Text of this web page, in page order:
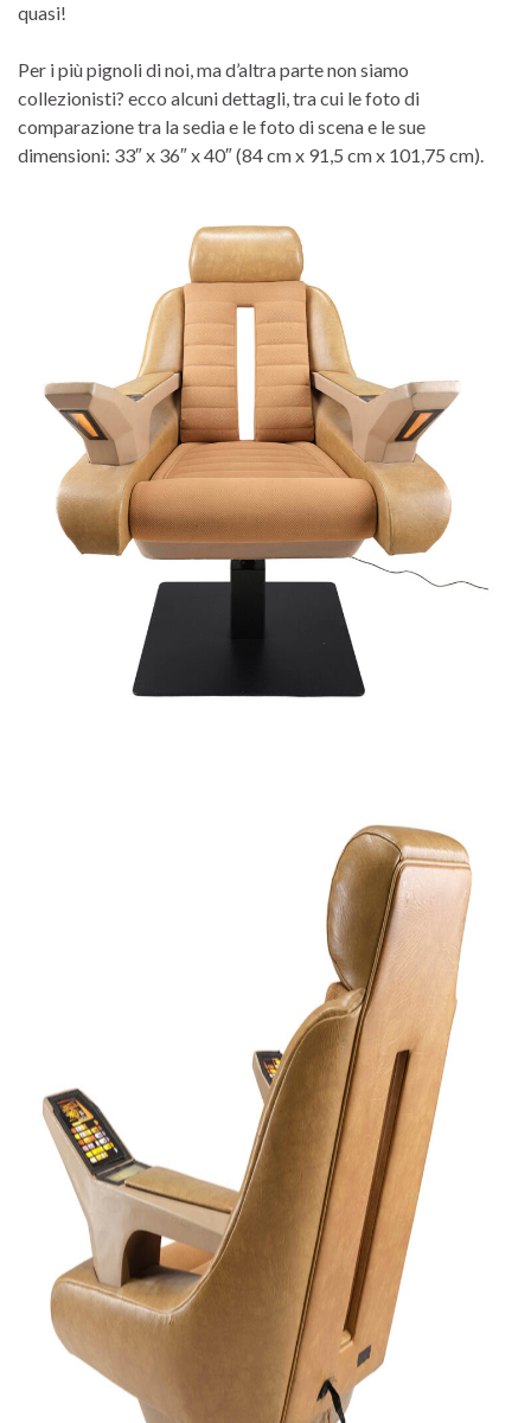
quasi!
Per i più pignoli di noi, ma d’altra parte non siamo
collezionisti? ecco alcuni dettagli, tra cui le foto di
comparazione tra la sedia e le foto di scena e le sue
dimensioni: 33″ x 36″ x 40″ (84 cm x 91,5 cm x 101,75 cm).